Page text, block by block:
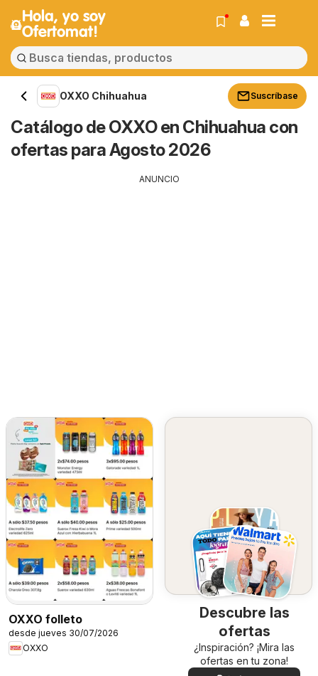
Hola, yo soy
Ofertomat!
OXXO Chihuahua Suscríbase
Catálogo de OXXO en Chihuahua con
ofertas para Agosto 2026
ANUNCIO
OXXO folleto
desde jueves 30/07/2026
OXXO
Descubre las
ofertas
¿Inspiración? ¡Mira las
ofertas en tu zona!